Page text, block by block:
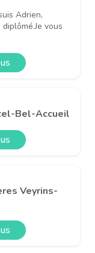
Adrien,
vous
Bel-Accueil
Veyrins-